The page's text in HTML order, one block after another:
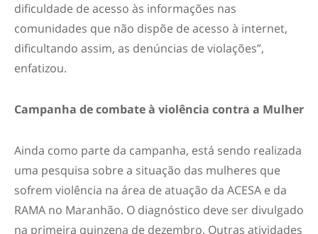
dificuldade de acesso às informações nas
comunidades que não dispõe de acesso à internet,
dificultando assim, as denúncias de violações”,
enfatizou.
Campanha de combate à violência contra a Mulher
Ainda como parte da campanha, está sendo realizada
uma pesquisa sobre a situação das mulheres que
sofrem violência na área de atuação da ACESA e da
RAMA no Maranhão. O diagnóstico deve ser divulgado
na primeira quinzena de dezembro. Outras atividades